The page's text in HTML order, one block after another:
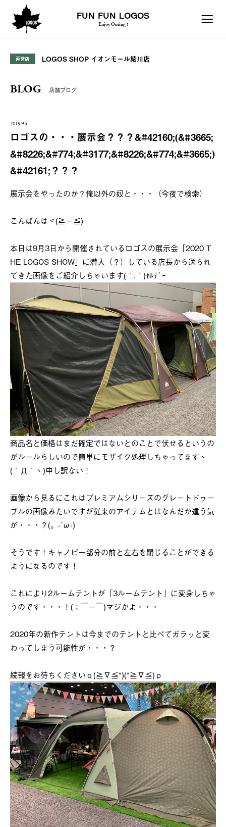
FUN FUN LOGOS
Enjoy Outing !
直営店 LOGOS SHOP イオンモール綾川店
BLOG 店舗ブログ
2019.9.4
ロゴスの・・・展示会？？？&#42160;(&#3665;
&#8226;&#774;&#3177;&#8226;&#774;&#3665;)
&#42161;？？？
展示会をやったのか？俺以外の奴と・・・（今夜で検索）
こんばんはヾ(≧ー≦)
本日は9月3日から開催されているロゴスの展示会「2020 T
HE LOGOS SHOW」に潜入（？）している店長から送られ
てきた画像をご紹介しちゃいます(｀.´)ﾔﾙﾃﾞｰ
商品名と価格はまだ確定ではないとのことで伏せるというの
がルールらしいので簡単にモザイク処理しちゃってますヽ
(´Д｀ヽ)申し訳ない！
画像から見るにこれはプレミアムシリーズのグレートドゥー
ブルの画像みたいですが従来のアイテムとはなんだか違う気
が・・・？(。-`ω-)
そうです！キャノピー部分の前と左右を閉じることができる
ようになるのです！
これにより2ルームテントが「3ルームテント」に変身しちゃ
うのです・・・！(；￣ー￣)マジかよ・・・
2020年の新作テントは今までのテントと比べてガラッと変
わってしまう可能性が・・・？
続報をお待ちくださいｑ(≧∇≦*)(*≧∇≦)ｐ